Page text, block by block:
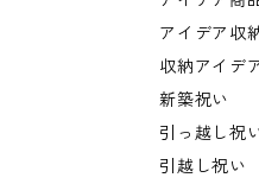
アイデア収
収納アイデ
新築祝い
引っ越し祝
引越し祝い